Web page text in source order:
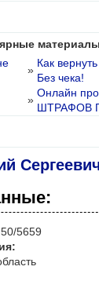
»
Как
Без чека!
»
Онлайн
ШТРАФОВ
50/5659